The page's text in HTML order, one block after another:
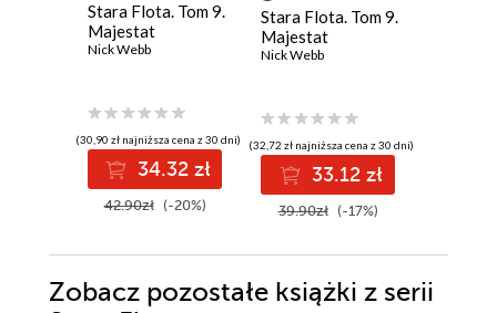
Stara Flota. Tom 9.
Majestat
Nick Webb
(30,90 zł najniższa cena z 30 dni)
34.32 zł
42.90zł (-20%)
Stara Flota. Tom 9.
Majestat
Nick Webb
(32,72 zł najniższa cena z 30 dni)
33.12 zł
39.90zł (-17%)
Zobacz pozostałe książki z serii